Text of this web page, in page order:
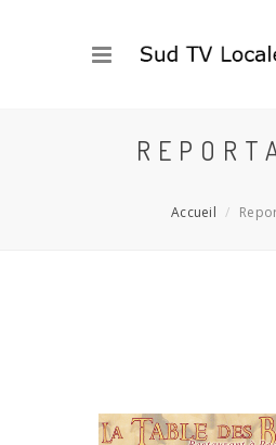
Accueil